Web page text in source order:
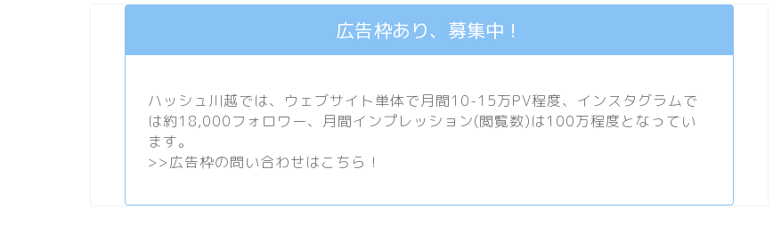
広告枠あり、募集中！
ハッシュ川越では、ウェブサイト単体で月間10-15万PV程度、 インスタグラムで
は約18,000フォロワー、月間インプレッション(閲覧数)は100万程度となってい
ます。
>>広告枠の問い合わせはこちら！